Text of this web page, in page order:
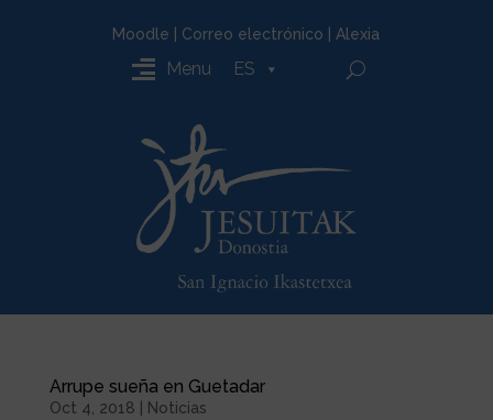
Moodle Correo electrónico Alexia
Menu ES
Arrupe sueña en Guetadar
Oct 4, 2018 Noticias